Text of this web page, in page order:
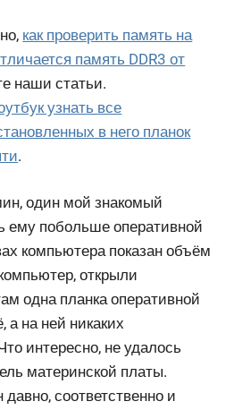
как проверить память на
память DDR3 от
наши статьи.
узнать все
в него планок
.
один мой знакомый
ему побольше оперативной
компьютера показан объём
открыли
одна планка оперативной
а на ней никаких
интересно, не удалось
материнской платы.
соответственно и